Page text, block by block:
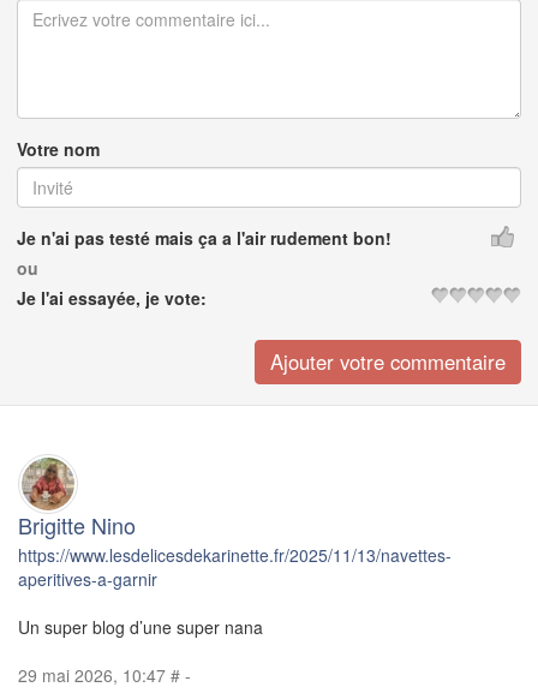
Votre nom
Je n'ai pas testé mais ça a l'air rudement bon!
ou
Je l'ai essayée, je vote:
Brigitte Nino
https://www.lesdelicesdekarinette.fr/2025/11/13/navettes-
aperitives-a-garnir
Un super blog d’une super nana
29 mai 2026, 10:47 # -